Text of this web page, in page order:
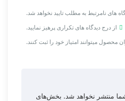
های نامرتبط به مطلب تایید نخواهد شد.
از درج دیدگاه های تکراری پرهیز نمایید.
محصول میتوانند امتیاز خود را ثبت کنند.
منتشر نخواهد شد. بخش‌های